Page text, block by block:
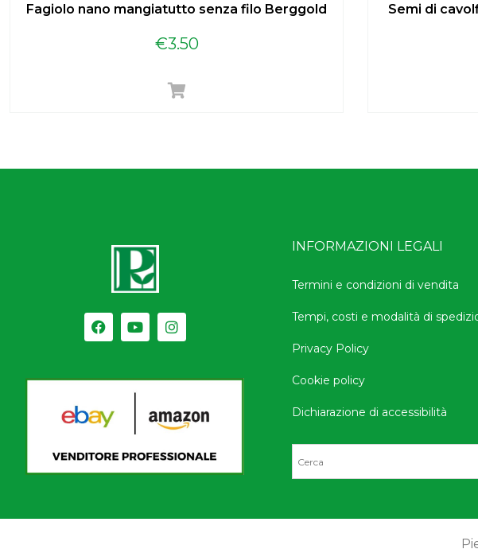
Fagiolo nano mangiatutto senza filo Berggold
€3.50
Semi di
INFORMAZIONI LEGALI
Termini e condizioni di vendita
Tempi, costi e modalità di
Privacy Policy
Cookie policy
Dichiarazione di accessibilità